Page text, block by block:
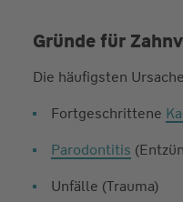
Gründe für
Die häufigsten
Fortgeschrittene
Parodontitis
Unfälle (Trauma)